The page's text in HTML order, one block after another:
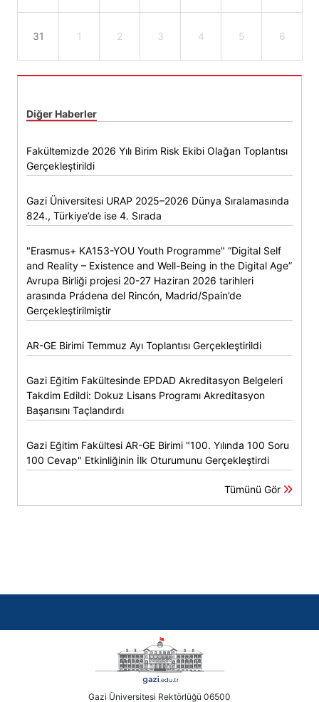
31 1 2 3 4 5 6
Diğer Haberler
Fakültemizde 2026 Yılı Birim Risk Ekibi Olağan Toplantısı
Gerçekleştirildi
Gazi Üniversitesi URAP 2025–2026 Dünya Sıralamasında
824., Türkiye’de ise 4. Sırada
"Erasmus+ KA153-YOU Youth Programme" “Digital Self
and Reality – Existence and Well-Being in the Digital Age”
Avrupa Birliği projesi 20-27 Haziran 2026 tarihleri
arasında Prádena del Rincón, Madrid/Spain’de
Gerçekleştirilmiştir
AR-GE Birimi Temmuz Ayı Toplantısı Gerçekleştirildi
Gazi Eğitim Fakültesinde EPDAD Akreditasyon Belgeleri
Takdim Edildi: Dokuz Lisans Programı Akreditasyon
Başarısını Taçlandırdı
Gazi Eğitim Fakültesi AR-GE Birimi "100. Yılında 100 Soru
100 Cevap" Etkinliğinin İlk Oturumunu Gerçekleştirdi
Tümünü Gör
Gazi Üniversitesi Rektörlüğü 06500